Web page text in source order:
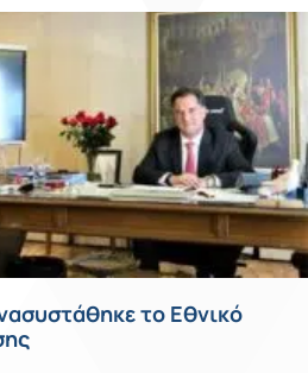
το Εθνικό